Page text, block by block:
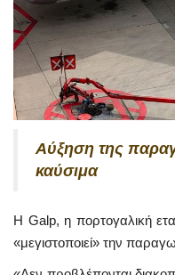
Αύξηση της
καύσιμα
Η Galp, η πορτογαλική
«μεγιστοποιεί» την